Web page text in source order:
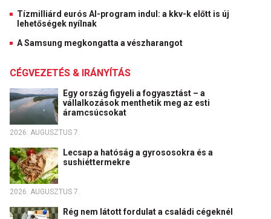
Tízmilliárd eurós AI-program indul: a kkv-k előtt is új
lehetőségek nyílnak
A Samsung megkongatta a vészharangot
CÉGVEZETÉS & IRÁNYÍTÁS
Egy ország figyeli a fogyasztást – a
vállalkozások menthetik meg az esti
áramcsúcsokat
2026. AUGUSZTUS 7.
Lecsap a hatóság a gyrososokra és a
sushiéttermekre
2026. AUGUSZTUS 7.
Rég nem látott fordulat a családi cégeknél